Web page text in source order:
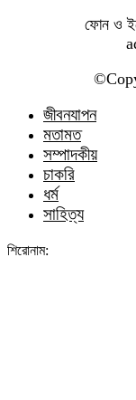
ফোন ও
জীবনযাপন
মতামত
সম্পাদকীয়
চাকরি
ধর্ম
সাহিত্য
শিরোনাম: